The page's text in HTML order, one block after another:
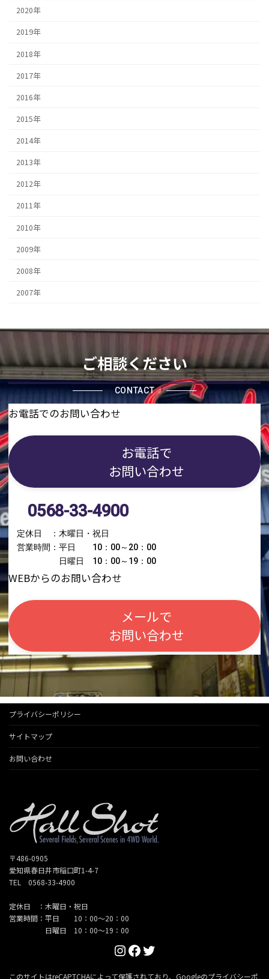
2020年
2019年
2018年
2017年
2016年
2015年
2014年
2013年
2012年
2011年
2010年
2009年
2008年
2007年
ご相談ください
CONTACT
お電話でのお問い合わせ
お電話で
お問い合わせ
0568-33-4900
定休日 ：木曜日・祝日
営業時間：平日 10：00～20：00
日曜日 10：00～19：00
WEBからのお問い合わせ
メールで
お問い合わせ
プライバシーポリシー
サイトマップ
お問い合わせ
〒486-0905
愛知県春日井市稲口町1-4-7
TEL 0568-33-4900
定休日 ：木曜日・祝日
営業時間：平日 10：00～20：00
日曜日 10：00～19：00
Instagram
Facebook
Twitter
このサイトはreCAPTCHAによって保護されており、Googleのプライバシーポ